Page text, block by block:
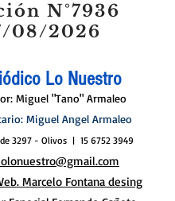
N°7936
08/2026
Lo Nuestro
Miguel "Tano" Armaleo
Miguel Angel Armaleo
3297 - Olivos | 15 6752 3949
Marcelo Fontana desing